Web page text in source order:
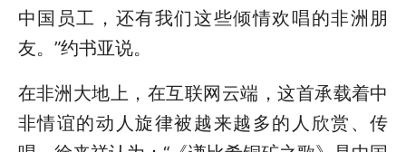
中国员工，还有我们这些倾情欢唱的非洲朋
友。”约书亚说。
在非洲大地上，在互联网云端，这首承载着中
非情谊的动人旋律被越来越多的人欣赏、传